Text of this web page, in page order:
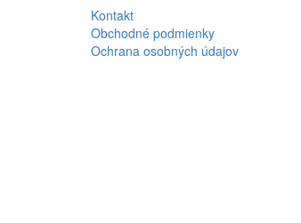
Kontakt
Obchodné podmienky
Ochrana osobných údajov